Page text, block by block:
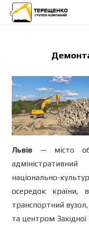
Львів — місто
національно-
осередок країни,
транспортний
та центром Західної